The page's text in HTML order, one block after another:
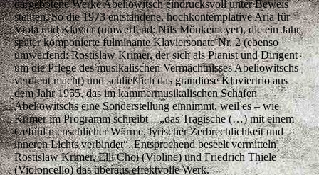
dargebotene Werke Abeliowitsch eindrucksvoll unter Beweis
stellten. So die 1973 entstandene, hochkontemplative Aria für
Viola und Klavier (umwerfend: Nils Mönkemeyer), die ein Jahr
später komponierte fulminante Klaviersonate Nr. 2 (ebenso
umwerfend: Rostislaw Krimer, der sich als Pianist und Dirigent
um die Pflege des musikalischen Vermächtnisses Abeliowitschs
verdient macht) und schließlich das grandiose Klaviertrio aus
dem Jahr 1955, das im kammermusikalischen Schafen
Abeliowitschs eine Sonderstellung einnimmt, weil es – wie
Krimer im Programm schreibt – „das Tragische (…) mit einem
Gefühl menschlicher Wärme, lyrischer Zerbrechlichkeit und
inneren Lichts verbindet“. Entsprechend beseelt vermitteln
Rostislaw Krimer, Elli Choi (Violine) und Friedrich Thiele
(Violoncello) das überaus effektvolle Werk.